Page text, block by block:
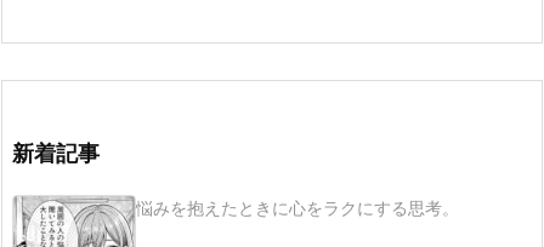
新着記事
悩みを抱えたときに心をラクにする思考。